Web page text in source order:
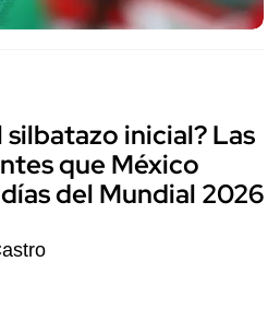
inicial? Las
que México
del Mundial 2026